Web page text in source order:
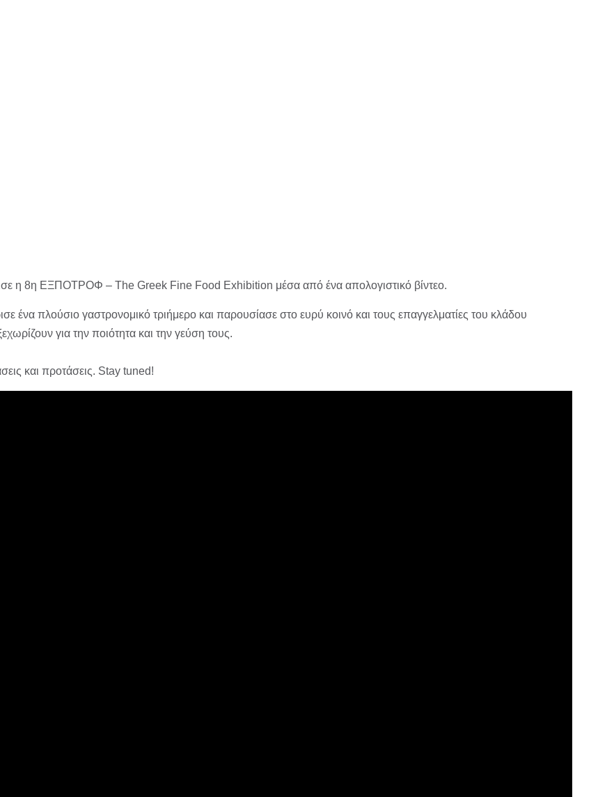
η 8η ΕΞΠΟΤΡΟΦ – The Greek Fine Food Exhibition​ μέσα από ένα απολoγιστικό βίντεο.
πλούσιο γαστρονομικό τριήμερο και παρουσίασε στο ευρύ κοινό και τους επαγγελματίες του κλάδου
για την ποιότητα και την γεύση τους.
και προτάσεις. Stay tuned!